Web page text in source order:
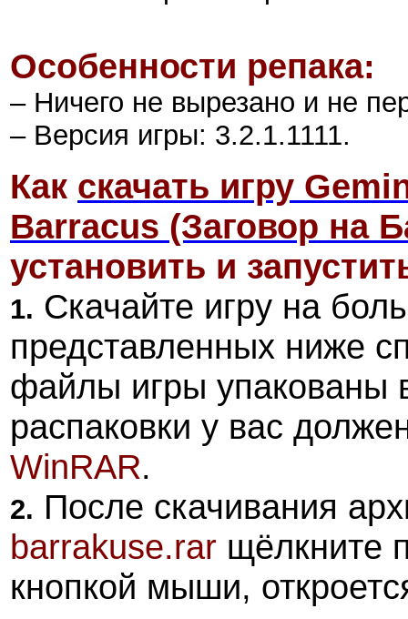
Особенности репака:
– Ничего не вырезано и не
– Версия игры: 3.2.1.1111.
Как скачать игру
Barracus (Заговор на
установить и
1. Скачайте игру на
представленных ниже
файлы игры упакованы
распаковки у вас
WinRAR.
2. После скачивания
barrakuse.rar щёлкните
кнопкой мыши,